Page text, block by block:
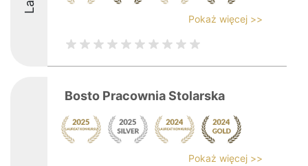
Pokaż więcej >>
Bosto Pracownia Stolarska
Pokaż więcej >>